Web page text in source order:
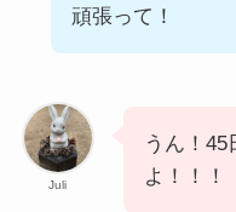
頑張って！
Juli
うん！45
よ！！！